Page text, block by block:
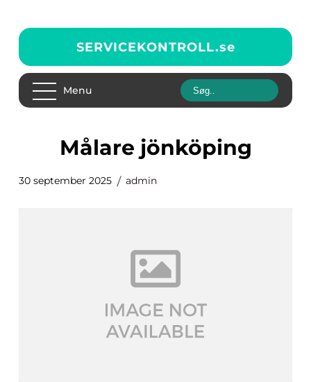
SERVICEKONTROLL.se
Menu
Målare jönköping
30 september 2025 admin